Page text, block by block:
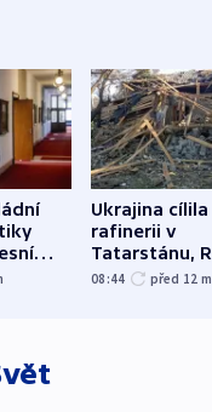
i
Ukrajina cílila
rafinerii v
Tatarstánu,
útočilo na
08:44 před 12 m